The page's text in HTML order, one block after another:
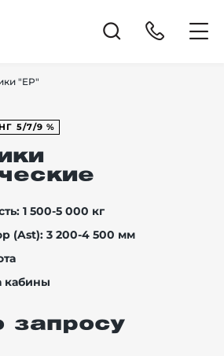
"EP"
5/7/9 %
1 500-5 000 кг
(Ast): 3 200-4 500 мм
кабины
запросу